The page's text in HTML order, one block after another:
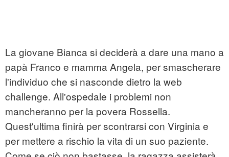
La giovane Bianca si deciderà a dare una mano a
papà Franco e mamma Angela, per smascherare
l'individuo che si nasconde dietro la web
challenge. All'ospedale i problemi non
mancheranno per la povera Rossella.
Quest'ultima finirà per scontrarsi con Virginia e
per mettere a rischio la vita di un suo paziente.